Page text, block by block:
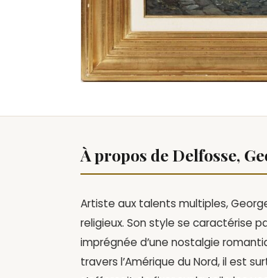
À propos de Delfosse,
Artiste aux talents multiples,
religieux. Son style se caractérise
imprégnée d’une nostalgie
travers l’Amérique du Nord, il est